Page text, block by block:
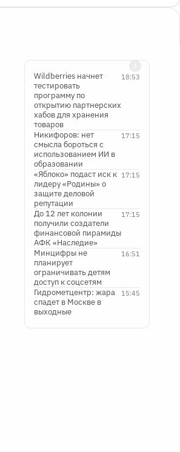
18:53
Wildberries начнет
тестировать
программу по
открытию партнерских
хабов для хранения
товаров
17:15
Никифоров: нет
смысла бороться с
использованием ИИ в
образовании
17:15
«Яблоко» подаст иск к
лидеру «Родины» о
защите деловой
репутации
17:15
До 12 лет колонии
получили создатели
финансовой пирамиды
АФК «Наследие»
16:51
Минцифры не
планирует
ограничивать детям
доступ к соцсетям
15:45
Гидрометцентр: жара
спадет в Москве в
выходные